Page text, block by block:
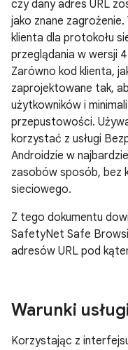
czy dany adres URL
jako znane
klienta dla protokołu
przeglądania w wersji
Zarówno kod klienta,
zaprojektowane tak,
użytkowników i
przepustowości.
korzystać z usługi
Androidzie w
zasobów sposób, bez
sieciowego.
Z tego dokumentu
SafetyNet Safe
adresów URL pod
Warunki
Korzystając z